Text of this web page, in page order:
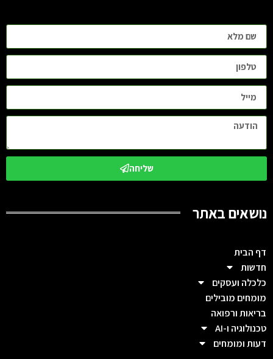
שליחה
נושאים באתר
דף הבית
חדשות
כלכלה ועסקים
מומחים מובילים
בריאות ורפואה
טכנולוגיה ו-AI
דעות ומומחים